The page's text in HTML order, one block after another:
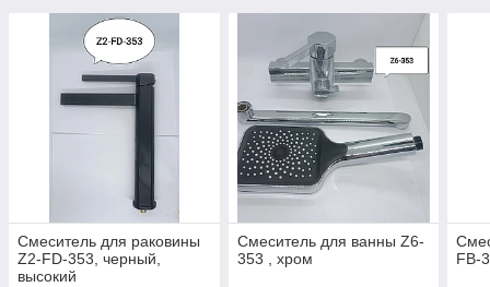
Смеситель для раковины
Z2-FD-353, черный,
высокий
Смеситель для ванны Z6-
353 , хром
FB-